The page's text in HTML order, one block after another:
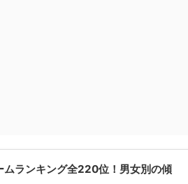
ムランキング全220位！男女別の傾